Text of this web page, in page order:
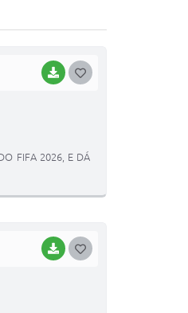
BAIXAR
FIFA 2026, E DÁ
BAIXAR